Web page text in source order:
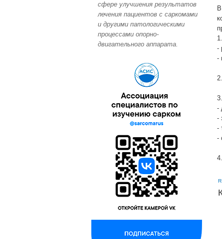
сфере улучшения результатов
лечения пациентов с саркомами
и другими патологическими
процессами опорно-
двигательного аппарата.
-
-
-
-
-
-